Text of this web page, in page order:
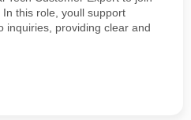
this role, youll support
inquiries, providing clear and